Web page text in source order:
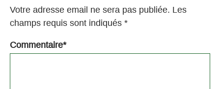
Votre adresse email ne sera pas publiée. Les
champs requis sont indiqués *
Commentaire*